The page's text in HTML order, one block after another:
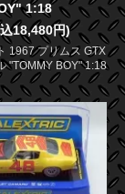
1:18
18,480円)
1967 プリムス GTX
"TOMMY BOY" 1:18